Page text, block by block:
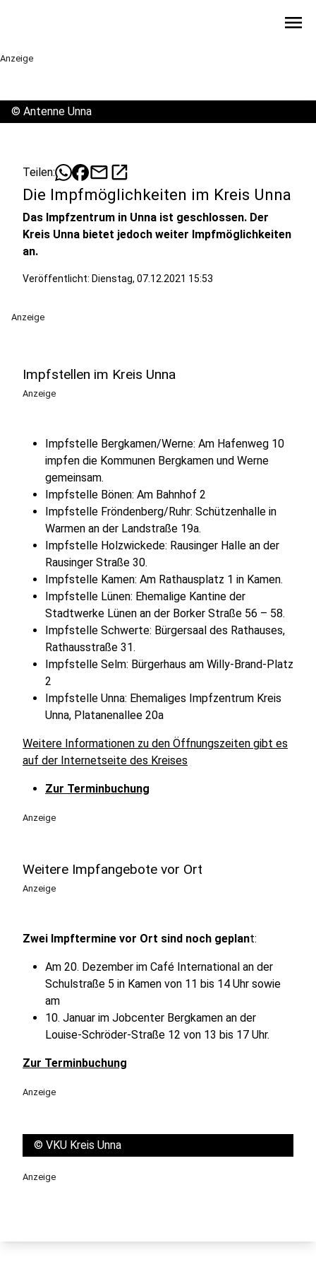
menu
Anzeige
© Antenne Unna
Teilen: mailopen_in_new
Die Impfmöglichkeiten im Kreis Unna
Das Impfzentrum in Unna ist geschlossen. Der
Kreis Unna bietet jedoch weiter Impfmöglichkeiten
an.
Veröffentlicht: Dienstag, 07.12.2021 15:53
Anzeige
Impfstellen im Kreis Unna
Anzeige
Impfstelle Bergkamen/Werne: Am Hafenweg 10
impfen die Kommunen Bergkamen und Werne
gemeinsam.
Impfstelle Bönen: Am Bahnhof 2
Impfstelle Fröndenberg/Ruhr: Schützenhalle in
Warmen an der Landstraße 19a.
Impfstelle Holzwickede: Rausinger Halle an der
Rausinger Straße 30.
Impfstelle Kamen: Am Rathausplatz 1 in Kamen.
Impfstelle Lünen: Ehemalige Kantine der
Stadtwerke Lünen an der Borker Straße 56 – 58.
Impfstelle Schwerte: Bürgersaal des Rathauses,
Rathausstraße 31.
Impfstelle Selm: Bürgerhaus am Willy-Brand-Platz
2
Impfstelle Unna: Ehemaliges Impfzentrum Kreis
Unna, Platanenallee 20a
Weitere Informationen zu den Öffnungszeiten gibt es
auf der Internetseite des Kreises
Zur Terminbuchung
Anzeige
Weitere Impfangebote vor Ort
Anzeige
Zwei Impftermine vor Ort sind noch geplant:
Am 20. Dezember im Café International an der
Schulstraße 5 in Kamen von 11 bis 14 Uhr sowie
am
10. Januar im Jobcenter Bergkamen an der
Louise-Schröder-Straße 12 von 13 bis 17 Uhr.
Zur Terminbuchung
Anzeige
© VKU Kreis Unna
Anzeige